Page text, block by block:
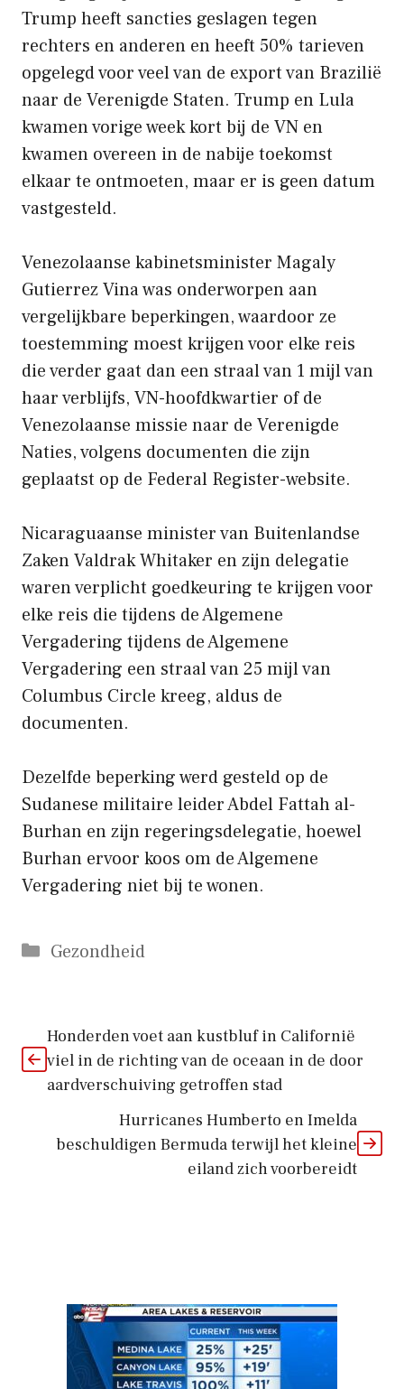
Trump heeft sancties geslagen tegen
rechters en anderen en heeft 50% tarieven
opgelegd voor veel van de export van Brazilië
naar de Verenigde Staten. Trump en Lula
kwamen vorige week kort bij de VN en
kwamen overeen in de nabije toekomst
elkaar te ontmoeten, maar er is geen datum
vastgesteld.
Venezolaanse kabinetsminister Magaly
Gutierrez Vina was onderworpen aan
vergelijkbare beperkingen, waardoor ze
toestemming moest krijgen voor elke reis
die verder gaat dan een straal van 1 mijl van
haar verblijfs, VN-hoofdkwartier of de
Venezolaanse missie naar de Verenigde
Naties, volgens documenten die zijn
geplaatst op de Federal Register-website.
Nicaraguaanse minister van Buitenlandse
Zaken Valdrak Whitaker en zijn delegatie
waren verplicht goedkeuring te krijgen voor
elke reis die tijdens de Algemene
Vergadering tijdens de Algemene
Vergadering een straal van 25 mijl van
Columbus Circle kreeg, aldus de
documenten.
Dezelfde beperking werd gesteld op de
Sudanese militaire leider Abdel Fattah al-
Burhan en zijn regeringsdelegatie, hoewel
Burhan ervoor koos om de Algemene
Vergadering niet bij te wonen.
Categorieën
Gezondheid
Honderden voet aan kustbluf in Californië
viel in de richting van de oceaan in de door
aardverschuiving getroffen stad
Hurricanes Humberto en Imelda
beschuldigen Bermuda terwijl het kleine
eiland zich voorbereidt